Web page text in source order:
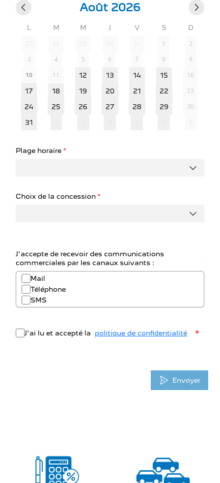
Août 2026
L M M J V S D
1
2
3
4 5 6 7 8
9
10
11 12 13 14 15 16
17 18 19 20 21 22 23
24 25 26 27 28 29 30
31
Plage horaire *
Choix de la concession *
J'accepte de recevoir des communications
commerciales par les canaux suivants :
Mail
Téléphone
SMS
J'ai lu et accepté la politique de confidentialité *
Envoyer